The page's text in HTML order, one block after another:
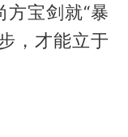
方宝剑就“暴
，才能立于